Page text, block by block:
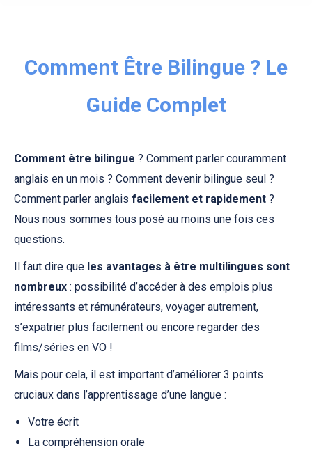
Comment Être Bilingue ? Le
Guide Complet
Comment être bilingue ? Comment parler couramment
anglais en un mois ? Comment devenir bilingue seul ?
Comment parler anglais facilement et rapidement ?
Nous nous sommes tous posé au moins une fois ces
questions.
Il faut dire que les avantages à être multilingues sont
nombreux : possibilité d’accéder à des emplois plus
intéressants et rémunérateurs, voyager autrement,
s’expatrier plus facilement ou encore regarder des
films/séries en VO !
Mais pour cela, il est important d’améliorer 3 points
cruciaux dans l’apprentissage d’une langue :
Votre écrit
La compréhension orale